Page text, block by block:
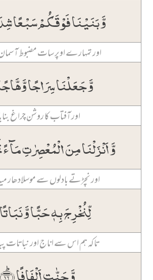
وَّ بَنَیۡنَا فَوۡقَکُمۡ سَبۡعًا
اور تمہارے اوپر سات مضبوط
وَّ جَعَلۡنَا سِرَاجًا وَّہَّاجًا
اور آفتاب کا روشن چراغ
وَّ اَنۡزَلۡنَا مِنَ الۡمُعۡصِرٰتِ مَآءً
اور نچڑتے بادلوں سے موسلادھار
لِّنُخۡرِجَ بِہٖ حَبًّا وَّ نَبَاتًا
تاکہ ہم اس سے اناج اور نباتات